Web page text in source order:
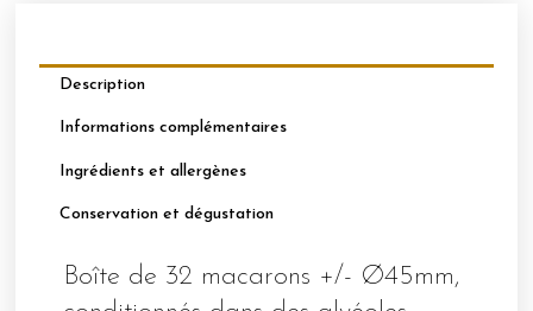
Description
Informations complémentaires
Ingrédients et allergènes
Conservation et dégustation
Boîte de 32 macarons +/- Ø45mm,